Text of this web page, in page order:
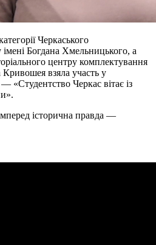
Черкаського
імені Богдана Хмельницького, а
центру комплектування
Кривошея взяла участь у
— «Студентство Черкас вітає із
історична правда —